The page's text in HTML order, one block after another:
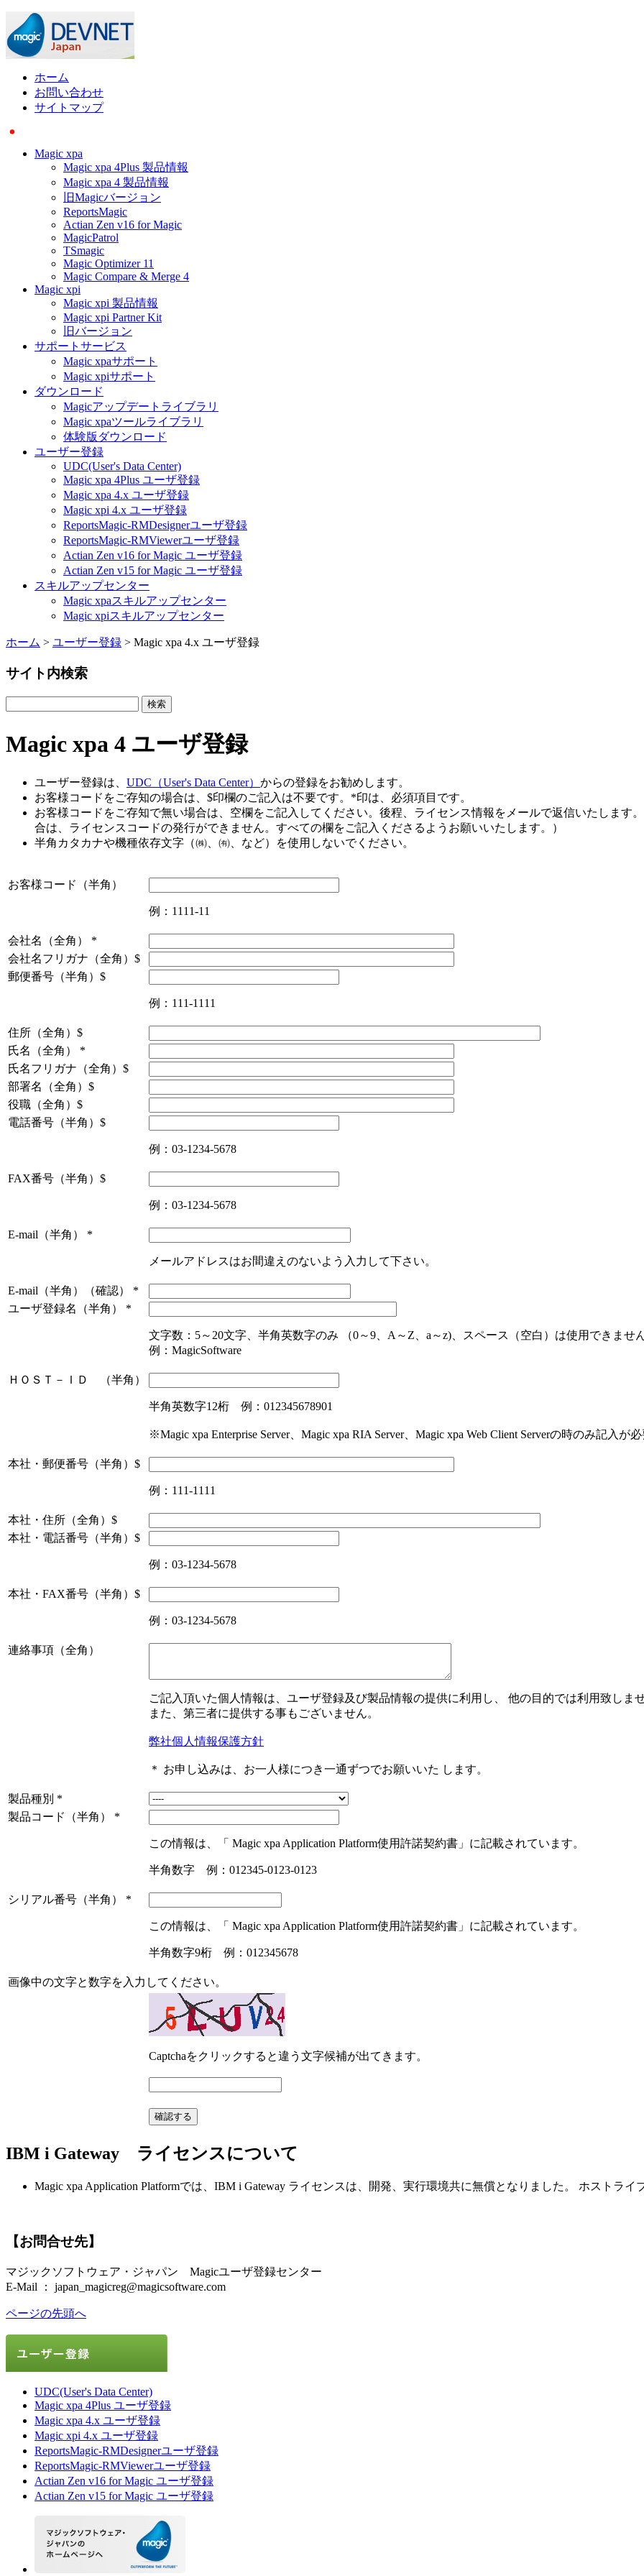
ホーム
お問い合わせ
サイトマップ
Magic xpa
Magic xpa 4Plus 製品情報
Magic xpa 4 製品情報
旧Magicバージョン
ReportsMagic
Actian Zen v16 for Magic
MagicPatrol
TSmagic
Magic Optimizer 11
Magic Compare & Merge 4
Magic xpi
Magic xpi 製品情報
Magic xpi Partner Kit
旧バージョン
サポートサービス
Magic xpaサポート
Magic xpiサポート
ダウンロード
Magicアップデートライブラリ
Magic xpaツールライブラリ
体験版ダウンロード
ユーザー登録
UDC(User's Data Center)
Magic xpa 4Plus ユーザ登録
Magic xpa 4.x ユーザ登録
Magic xpi 4.x ユーザ登録
ReportsMagic-RMDesignerユーザ登録
ReportsMagic-RMViewerユーザ登録
Actian Zen v16 for Magic ユーザ登録
Actian Zen v15 for Magic ユーザ登録
スキルアップセンター
Magic xpaスキルアップセンター
Magic xpiスキルアップセンター
ホーム > ユーザー登録 > Magic xpa 4.x ユーザ登録
サイト内検索
Magic xpa 4 ユーザ登録
ユーザー登録は、 UDC（User's Data Center） からの登録をお勧めします。
お客様コードをご存知の場合は、$印欄のご記入は不要です。*印は、必須項目です。
お客様コードをご存知で無い場合は、空欄をご記入してください。後程、ライセンス情報をメールで返信いたします
合は、ライセンスコードの発行ができません。すべての欄をご記入くださるようお願いいたします。）
半角カタカナや機種依存文字（㈱、㈲、など）を使用しないでください。
お客様コード（半角）
例：1111-11
会社名（全角） *
会社名フリガナ（全角）$
郵便番号（半角）$
例：111-1111
住所（全角）$
氏名（全角） *
氏名フリガナ（全角）$
部署名（全角）$
役職（全角）$
電話番号（半角）$
例：03-1234-5678
FAX番号（半角）$
例：03-1234-5678
E-mail（半角） *
メールアドレスはお間違えのないよう入力して下さい。
E-mail（半角）（確認） *
ユーザ登録名（半角） *
文字数：5～20文字、半角英数字のみ （0～9、A～Z、a～z)、スペース（空白）は使用できませ
例：MagicSoftware
ＨＯＳＴ－ＩＤ （半角）
半角英数字12桁 例：012345678901
※Magic xpa Enterprise Server、Magic xpa RIA Server、Magic xpa Web Client Serverの時のみ記入が
本社・郵便番号（半角）$
例：111-1111
本社・住所（全角）$
本社・電話番号（半角）$
例：03-1234-5678
本社・FAX番号（半角）$
例：03-1234-5678
連絡事項（全角）
ご記入頂いた個人情報は、ユーザ登録及び製品情報の提供に利用し、 他の目的では利用致しま
また、第三者に提供する事もございません。
弊社個人情報保護方針
＊ お申し込みは、お一人様につき一通ずつでお願いいた します。
製品種別 *
製品コード（半角） *
この情報は、「 Magic xpa Application Platform使用許諾契約書」に記載されています。
半角数字 例：012345-0123-0123
シリアル番号（半角） *
この情報は、「 Magic xpa Application Platform使用許諾契約書」に記載されています。
半角数字9桁 例：012345678
画像中の文字と数字を入力してください。
Captchaをクリックすると違う文字候補が出てきます。
IBM i Gateway ライセンスについて
Magic xpa Application Platformでは、IBM i Gateway ライセンスは、開発、実行環境共に無償となりました。 ホストラ
【お問合せ先】
マジックソフトウェア・ジャパン Magicユーザ登録センター
E-Mail ： japan_magicreg@magicsoftware.com
ページの先頭へ
UDC(User's Data Center)
Magic xpa 4Plus ユーザ登録
Magic xpa 4.x ユーザ登録
Magic xpi 4.x ユーザ登録
ReportsMagic-RMDesignerユーザ登録
ReportsMagic-RMViewerユーザ登録
Actian Zen v16 for Magic ユーザ登録
Actian Zen v15 for Magic ユーザ登録